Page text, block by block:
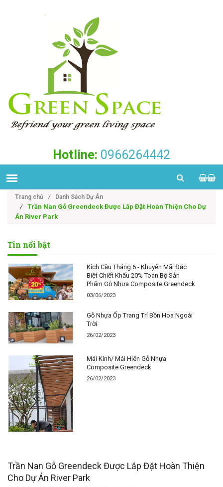
Hotline: 0966264442
Trang chủ / Danh Sách Dự Án
/
Trần Nan Gỗ Greendeck Được Lắp Đặt Hoàn Thiện Cho Dự
Án River Park
Tin nổi bật
Kích Cầu Tháng 6 - Khuyến Mãi Đặc
Biệt Chiết Khấu 20% Toàn Bộ Sản
Phẩm Gỗ Nhựa Composite Greendeck
03/06/2023
Gỗ Nhựa Ốp Trang Trí Bồn Hoa Ngoài
Trời
26/02/2023
Mái Kính/ Mái Hiên Gỗ Nhựa
Composite Greendeck
26/02/2023
Trần Nan Gỗ Greendeck Được Lắp Đặt Hoàn Thiện
Cho Dự Án River Park